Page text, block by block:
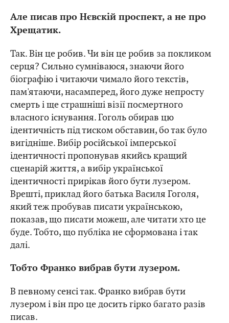
Але писав про Нєвскій проспект, а не про
Хрещатик.
Так. Він це робив. Чи він це робив за покликом
серця? Сильно сумніваюся, знаючи його
біографію і читаючи чимало його текстів,
пам'ятаючи, насамперед, його дуже непросту
смерть і ще страшніші візії посмертного
власного існування. Гоголь обирав цю
ідентичність під тиском обставин, бо так було
вигідніше. Вибір російської імперської
ідентичності пропонував якийсь кращий
сценарій життя, а вибір української
ідентичності прирікав його бути лузером.
Врешті, приклад його батька Василя Гоголя,
який теж пробував писати українською,
показав, що писати можеш, але читати хто це
буде. Тобто, що публіка не сформована і так
далі.
Тобто Франко вибрав бути лузером.
В певному сенсі так. Франко вибрав бути
лузером і він про це досить гірко багато разів
писав.